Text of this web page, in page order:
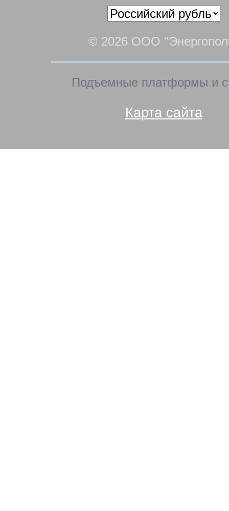
© 2026 ООО
Подъемные платформы и
Карта сайта